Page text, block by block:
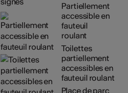
Partiellement
accessible en
fauteuil
roulant
Toilettes
partiellement
accessibles en
fauteuil roulant
Place de parc